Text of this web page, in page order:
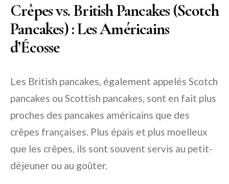
Crêpes vs. British Pancakes (Scotch
Pancakes) : Les Américains
d’Écosse
Les British pancakes, également appelés Scotch
pancakes ou Scottish pancakes, sont en fait plus
proches des pancakes américains que des
crêpes françaises. Plus épais et plus moelleux
que les crêpes, ils sont souvent servis au petit-
déjeuner ou au goûter.